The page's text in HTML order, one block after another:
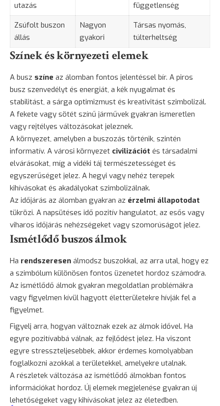
utazás
függetlenség
Zsúfolt buszon
állás
Nagyon
gyakori
Társas nyomás,
túlterheltség
Színek és környezeti elemek
A busz színe az álomban fontos jelentéssel bír. A piros
busz szenvedélyt és energiát, a kék nyugalmat és
stabilitást, a sárga optimizmust és kreativitást szimbolizál.
A fekete vagy sötét színű járművek gyakran ismeretlen
vagy rejtélyes változásokat jeleznek.
A környezet, amelyben a buszozás történik, szintén
informatív. A városi környezet civilizációt és társadalmi
elvárásokat, míg a vidéki táj természetességet és
egyszerűséget jelez. A hegyi vagy nehéz terepek
kihívásokat és akadályokat szimbolizálnak.
Az időjárás az álomban gyakran az érzelmi állapotodat
tükrözi. A napsütéses idő pozitív hangulatot, az esős vagy
viharos időjárás nehézségeket vagy szomorúságot jelez.
Ismétlődő buszos álmok
Ha rendszeresen álmodsz buszokkal, az arra utal, hogy ez
a szimbólum különösen fontos üzenetet hordoz számodra.
Az ismétlődő álmok gyakran megoldatlan problémákra
vagy figyelmen kívül hagyott életterületekre hívják fel a
figyelmet.
Figyelj arra, hogyan változnak ezek az álmok idővel. Ha
egyre pozitívabbá válnak, az fejlődést jelez. Ha viszont
egyre stresszteljesebbek, akkor érdemes komolyabban
foglalkozni azokkal a területekkel, amelyekre utalnak.
A részletek változása az ismétlődő álmokban fontos
információkat hordoz. Új elemek megjelenése gyakran új
lehetőségeket vagy kihívásokat jelez az életedben.